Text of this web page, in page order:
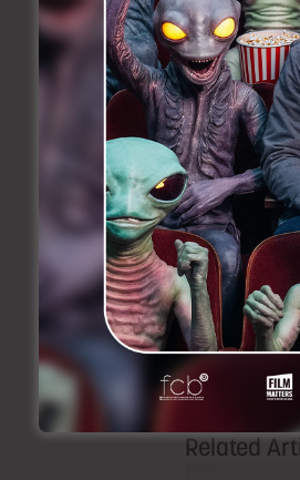
questions
amour du
des
animatrice
Je suis
Share
Précedent
Je suis
Riton
Related